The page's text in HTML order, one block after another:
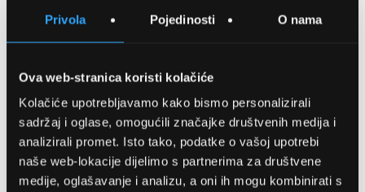
Privola Pojedinosti O nama
Ova web-stranica koristi kolačiće
Kolačiće upotrebljavamo kako bismo personalizirali
sadržaj i oglase, omogućili značajke društvenih medija i
analizirali promet. Isto tako, podatke o vašoj upotrebi
naše web-lokacije dijelimo s partnerima za društvene
medije, oglašavanje i analizu, a oni ih mogu kombinirati s
SPREMITE NA LISTU ŽELJA
Detalji
Podijeli s prijateljima